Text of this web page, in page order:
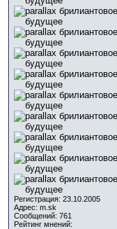
Регистрация: 23.10.2005
Адрес: m.sk
Сообщений: 761
Рейтинг мнений: